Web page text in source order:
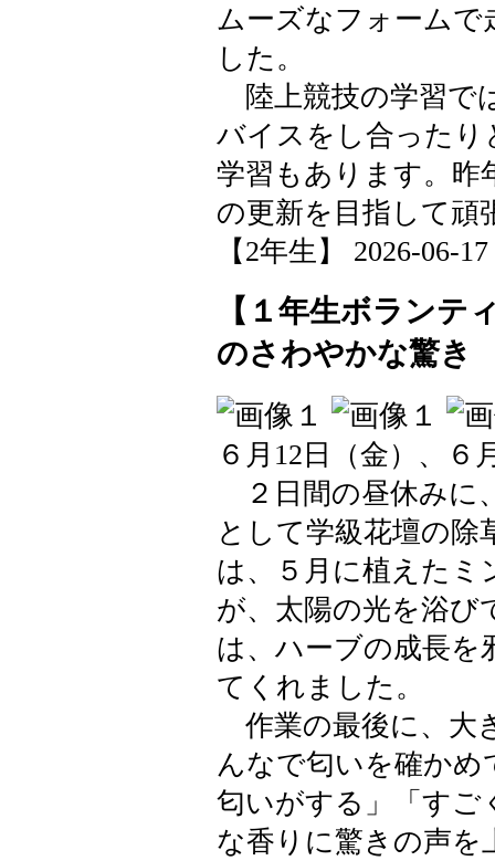
ムーズなフォーム
した。
陸上競技の学習で
バイスをし合ったり
学習もあります。昨
の更新を目指して頑
【2年生】 2026-06-
【１年生ボランテ
のさわやかな驚き
６月12日（金）、６
２日間の昼休みに
として学級花壇の
は、５月に植えたミ
が、太陽の光を浴び
は、ハーブの成長を
てくれました。
作業の最後に、大
んなで匂いを確か
匂いがする」「すご
な香りに驚きの声を